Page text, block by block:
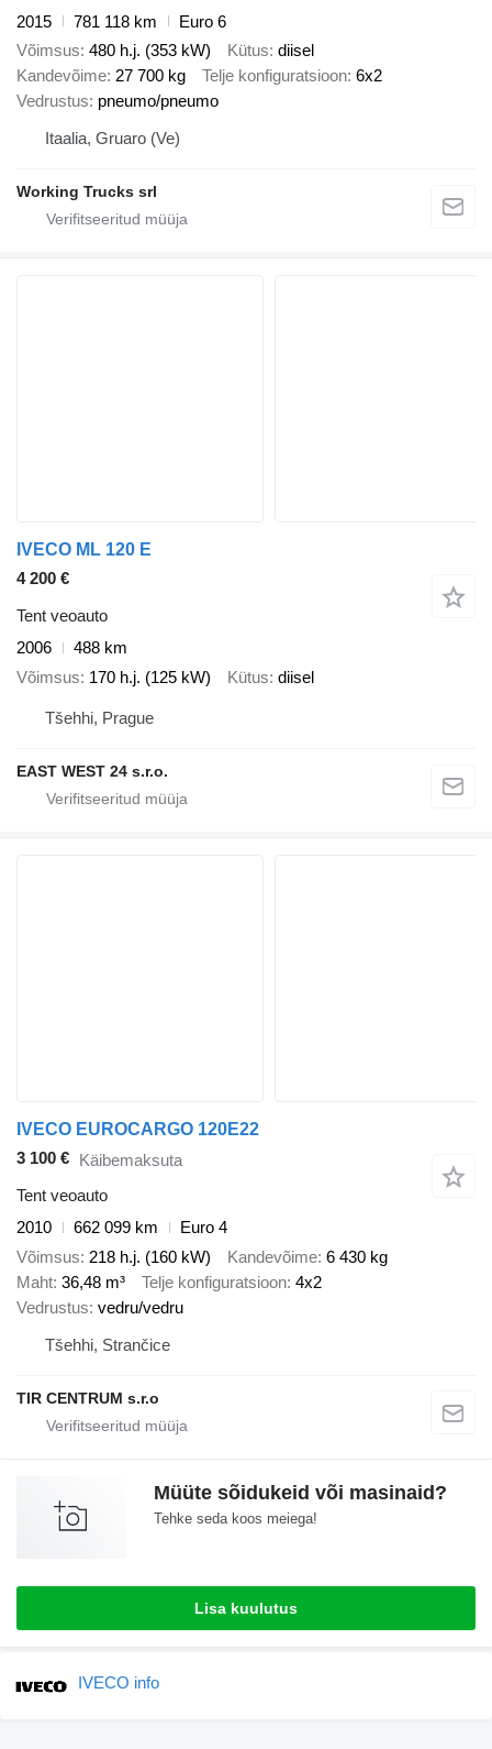
2015
781 118 km
Euro 6
Võimsus 480 h.j. (353 kW) Kütus diisel
Kandevõime 27 700 kg Telje konfiguratsioon 6x2
Vedrustus pneumo/pneumo
Itaalia, Gruaro (Ve)
Working Trucks srl
IVECO ML 120 E
4 200 €
Tent veoauto
2006
488 km
Võimsus 170 h.j. (125 kW) Kütus diisel
Tšehhi, Prague
EAST WEST 24 s.r.o.
IVECO EUROCARGO 120E22
3 100 € Käibemaksuta
Tent veoauto
2010
662 099 km
Euro 4
Võimsus 218 h.j. (160 kW) Kandevõime 6 430 kg
Maht 36,48 m³ Telje konfiguratsioon 4x2
Vedrustus vedru/vedru
Tšehhi, Strančice
TIR CENTRUM s.r.o
Müüte sõidukeid või masinaid?
Tehke seda koos meiega!
Lisa kuulutus
IVECO info